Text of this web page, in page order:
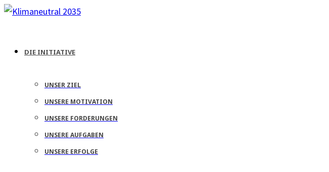
DIE INITIATIVE
UNSER ZIEL
UNSERE MOTIVATION
UNSERE FORDERUNGEN
UNSERE AUFGABEN
UNSERE ERFOLGE